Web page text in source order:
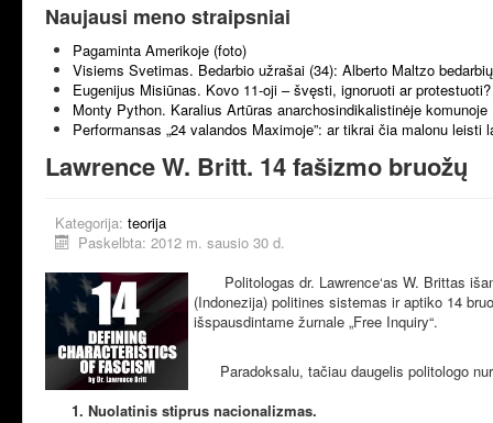
Naujausi meno straipsniai
Pagaminta Amerikoje (foto)
Visiems Svetimas. Bedarbio užrašai (34): Alberto Maltzo
Eugenijus Misiūnas. Kovo 11-oji – švęsti, ignoruoti ar protestuoti?
Monty Python. Karalius Artūras anarchosindikalistinėje komunoje
Performansas „24 valandos Maximoje”: ar tikrai čia malonu leisti
Lawrence W. Britt. 14 fašizmo bruožų
Kategorija: teorija
Paskelbta: 2012 m. sausio 30 d.
Politologas dr. Lawrence‘as W. Brittas
(Indonezija) politines sistemas ir aptiko 14
išspausdintame žurnale „Free Inquiry“.
Paradoksalu, tačiau daugelis politologo
1. Nuolatinis stiprus nacionalizmas.